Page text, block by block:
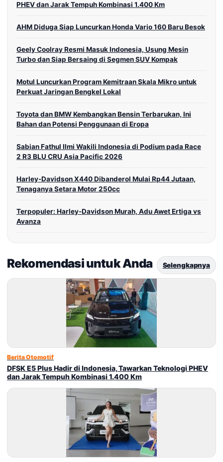
PHEV dan Jarak Tempuh Kombinasi 1.400 Km
AHM Diduga Siap Luncurkan Honda Vario 160 Baru Besok
Geely Coolray Resmi Masuk Indonesia, Usung Mesin
Turbo dan Siap Bersaing di Segmen SUV Kompak
Motul Luncurkan Program Kemitraan Skala Mikro untuk
Perkuat Jaringan Bengkel Lokal
Toyota dan BMW Kembangkan Bensin Terbarukan, Ini
Bahan dan Potensi Penggunaan di Eropa
Sabian Fathul Ilmi Wakili Indonesia di Podium pada Race
2 R3 BLU CRU Asia Pacific 2026
Harley-Davidson X440 Dibanderol Mulai Rp44 Jutaan,
Tenaganya Setara Motor 250cc
Terpopuler: Harley-Davidson Murah, Adu Awet Ertiga vs
Avanza
Rekomendasi untuk Anda Selengkapnya
Berita Otomotif
DFSK E5 Plus Hadir di Indonesia, Tawarkan Teknologi PHEV
dan Jarak Tempuh Kombinasi 1.400 Km